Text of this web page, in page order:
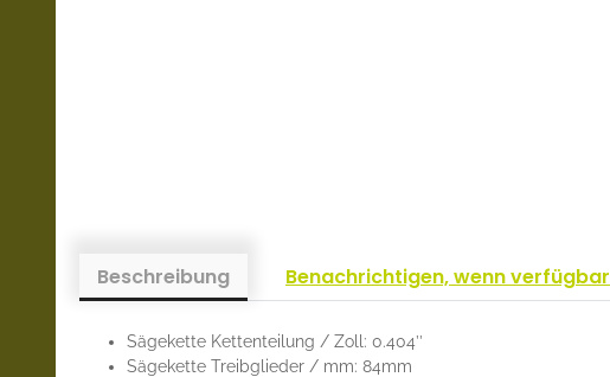
Beschreibung Benachrichtigen, wenn verfügbar
Sägekette Kettenteilung / Zoll: 0.404’’
Sägekette Treibglieder / mm: 84mm